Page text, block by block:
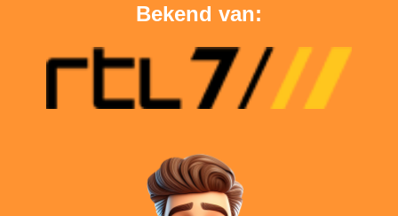
Bekend van: